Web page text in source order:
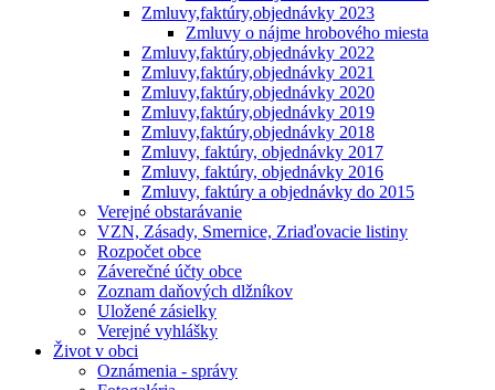
Zmluvy,faktúry,objednávky 2023
Zmluvy o nájme hrobového miesta
Zmluvy,faktúry,objednávky 2022
Zmluvy,faktúry,objednávky 2021
Zmluvy,faktúry,objednávky 2020
Zmluvy,faktúry,objednávky 2019
Zmluvy,faktúry,objednávky 2018
Zmluvy, faktúry, objednávky 2017
Zmluvy, faktúry, objednávky 2016
Zmluvy, faktúry a objednávky do 2015
Verejné obstarávanie
VZN, Zásady, Smernice, Zriaďovacie listiny
Rozpočet obce
Záverečné účty obce
Zoznam daňových dlžníkov
Uložené zásielky
Verejné vyhlášky
Život v obci
Oznámenia - správy